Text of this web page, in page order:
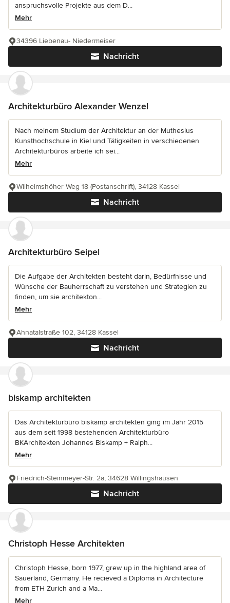
anspruchsvolle Projekte aus dem D...
Mehr
Nachricht
34396 Liebenau- Niedermeiser
Architekturbüro Alexander Wenzel
Nach meinem Studium der Architektur an der Muthesius
Kunsthochschule in Kiel und Tätigkeiten in verschiedenen
Architekturbüros arbeite ich sei...
Mehr
Nachricht
Wilhelmshöher Weg 18 (Postanschrift), 34128 Kassel
Architekturbüro Seipel
Die Aufgabe der Architekten besteht darin, Bedürfnisse und
Wünsche der Bauherrschaft zu verstehen und Strategien zu
finden, um sie architekton...
Mehr
Nachricht
Ahnatalstraße 102, 34128 Kassel
biskamp architekten
Das Architekturbüro biskamp architekten ging im Jahr 2015
aus dem seit 1998 bestehenden Architekturbüro
BKArchitekten Johannes Biskamp + Ralph...
Mehr
Nachricht
Friedrich-Steinmeyer-Str. 2a, 34628 Willingshausen
Christoph Hesse Architekten
Christoph Hesse, born 1977, grew up in the highland area of
Sauerland, Germany. He recieved a Diploma in Architecture
from ETH Zurich and a Ma...
Mehr